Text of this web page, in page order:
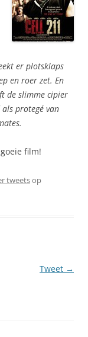
er plotsklaps
en roer zet. En
de slimme cipier
protegé van
.
film!
tweetsop
Tweet →